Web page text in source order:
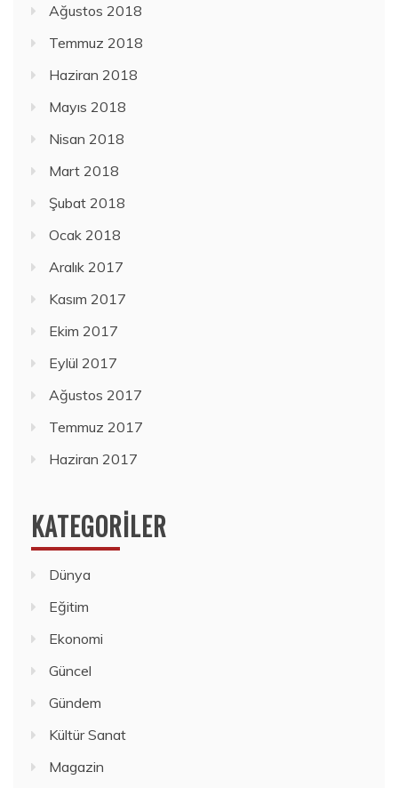
Ağustos 2018
Temmuz 2018
Haziran 2018
Mayıs 2018
Nisan 2018
Mart 2018
Şubat 2018
Ocak 2018
Aralık 2017
Kasım 2017
Ekim 2017
Eylül 2017
Ağustos 2017
Temmuz 2017
Haziran 2017
KATEGORILER
Dünya
Eğitim
Ekonomi
Güncel
Gündem
Kültür Sanat
Magazin